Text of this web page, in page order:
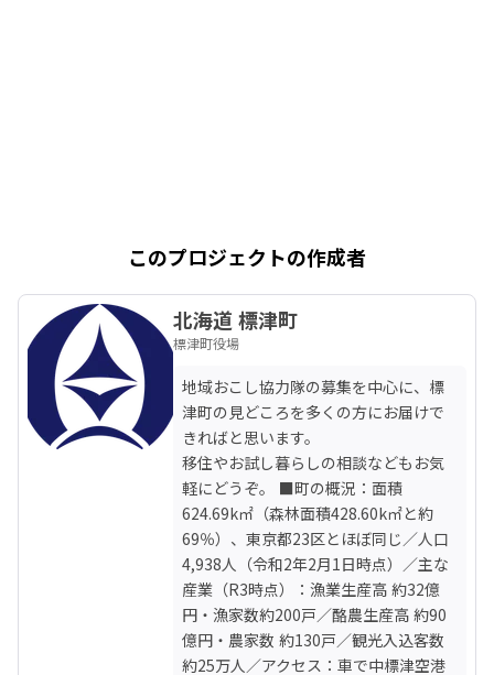
このプロジェクトの作成者
北海道 標津町
標津町役場
地域おこし協力隊の募集を中心に、標
津町の見どころを多くの方にお届けで
きればと思います。
移住やお試し暮らしの相談などもお気
軽にどうぞ。 ■町の概況：面積
624.69k㎡（森林面積428.60k㎡と約
69％）、東京都23区とほぼ同じ／人口
4,938人（令和2年2月1日時点）／主な
産業（R3時点）：漁業生産高 約32億
円・漁家数約200戸／酪農生産高 約90
億円・農家数 約130戸／観光入込客数
約25万人／アクセス：車で中標津空港